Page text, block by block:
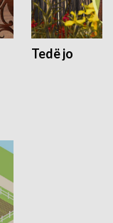
Tedë jo